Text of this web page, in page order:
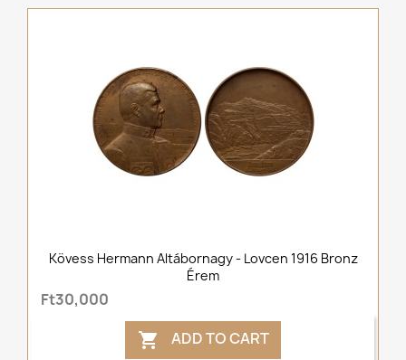
Kövess Hermann Altábornagy - Lovcen 1916 Bronz
Érem
Ft30,000
 ADD TO CART